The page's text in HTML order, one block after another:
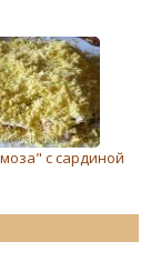
с сардиной